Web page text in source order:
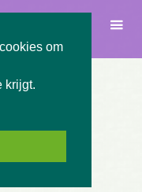
om
krijgt.